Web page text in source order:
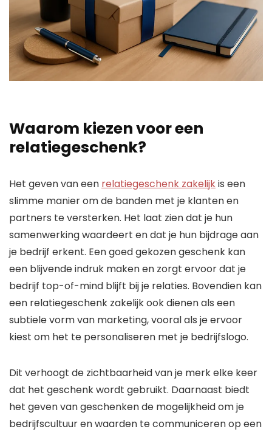
Waarom kiezen voor een
relatiegeschenk?
Het geven van een relatiegeschenk zakelijkis een
slimme manier om de banden met je klanten en
partners te versterken. Het laat zien dat je hun
samenwerking waardeert en dat je hun bijdrage aan
je bedrijf erkent. Een goed gekozen geschenk kan
een blijvende indruk maken en zorgt ervoor dat je
bedrijf top-of-mind blijft bij je relaties. Bovendien kan
een relatiegeschenk zakelijk ook dienen als een
subtiele vorm van marketing, vooral als je ervoor
kiest om het te personaliseren met je bedrijfslogo.
Dit verhoogt de zichtbaarheid van je merk elke keer
dat het geschenk wordt gebruikt. Daarnaast biedt
het geven van geschenken de mogelijkheid om je
bedrijfscultuur en waarden te communiceren op een